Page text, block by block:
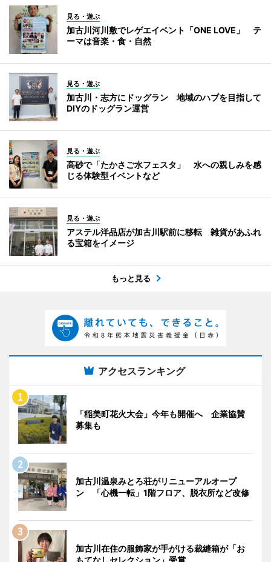
見る・遊ぶ
加古川河川敷でレゲエイベント「ONE LOVE」 テ
ーマは音楽・食・自然
見る・遊ぶ
加古川・志方にドッグラン 地域のハブを目指して
DIYのドッグラン運営
見る・遊ぶ
高砂で「たかさご水フェスタ」 水への親しみを感
じる体験型イベントなど
見る・遊ぶ
アステル洋品店が加古川駅前に移転 雑貨があふれ
る宝箱をイメージ
もっと見る
アクセスランキング
「稲美町花火大会」今年も開催へ 企業協賛
募集も
加古川温泉みとろ荘がリニューアルオープ
ン 「心機一転」1階フロア、脱衣所など改修
加古川在住の服飾家が手がける裁縫箱が「お
もてなしセレクション」受賞